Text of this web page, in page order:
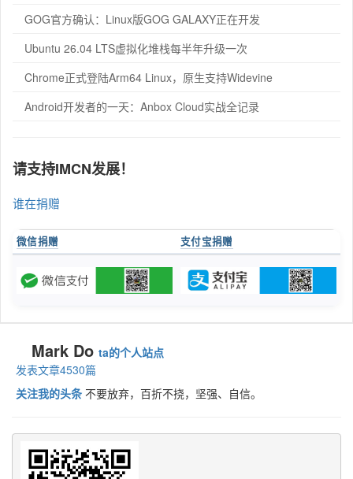
GOG官方确认：Linux版GOG GALAXY正在开发
Ubuntu 26.04 LTS虚拟化堆栈每半年升级一次
Chrome正式登陆Arm64 Linux，原生支持Widevine
Android开发者的一天：Anbox Cloud实战全记录
请支持IMCN发展！
谁在捐赠
微信捐赠 支付宝捐赠
Mark Do ta的个人站点
发表文章4530篇
关注我的头条 不要放弃，百折不挠，坚强、自信。